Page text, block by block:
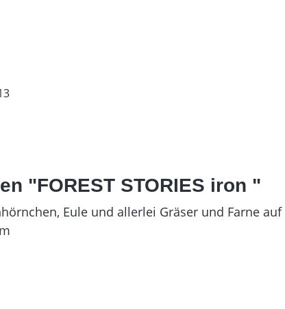
"FOREST STORIES iron "
Eule und allerlei Gräser und Farne